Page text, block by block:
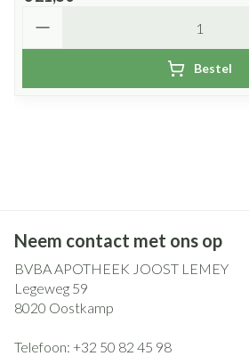
Bestel
Neem contact met ons op
BVBA APOTHEEK JOOST LEMEY
Legeweg 59
8020 Oostkamp
Telefoon: +32 50 82 45 98